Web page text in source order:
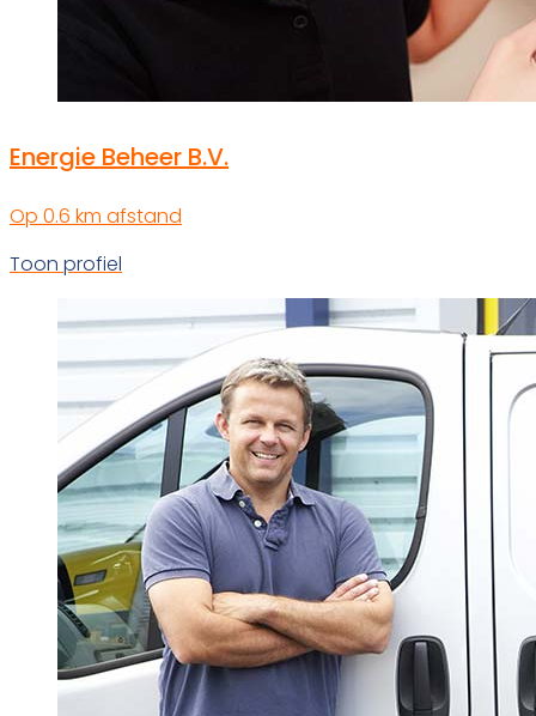
Energie Beheer B.V.
Op 0.6 km afstand
Toon profiel